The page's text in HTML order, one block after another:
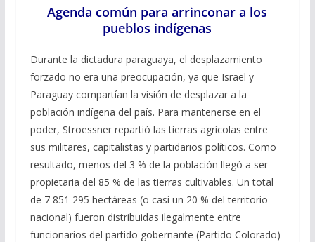
Agenda común para arrinconar a los
pueblos indígenas
Durante la dictadura paraguaya, el desplazamiento
forzado no era una preocupación, ya que Israel y
Paraguay compartían la visión de desplazar a la
población indígena del país. Para mantenerse en el
poder, Stroessner repartió las tierras agrícolas entre
sus militares, capitalistas y partidarios políticos. Como
resultado, menos del 3 % de la población llegó a ser
propietaria del 85 % de las tierras cultivables. Un total
de 7 851 295 hectáreas (o casi un 20 % del territorio
nacional) fueron distribuidas ilegalmente entre
funcionarios del partido gobernante (Partido Colorado)